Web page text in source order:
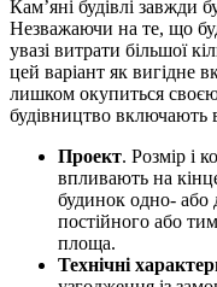
Кам’яні будівлі
Незважаючи на те, що
увазі витрати більшої
цей варіант як вигідне
лишком окупиться
будівництво включають
Проект. Розмір і
впливають на
будинок одно- або
постійного або
площа.
Технічні